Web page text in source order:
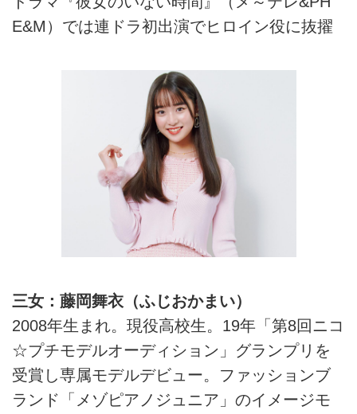
E&M）では連ドラ初出演でヒロイン役に抜擢
三女：藤岡舞衣（ふじおかまい）
2008年生まれ。現役高校生。19年「第8回ニコ
☆プチモデルオーディション」グランプリを
受賞し専属モデルデビュー。ファッションブ
ランド「メゾピアノジュニア」のイメージモ